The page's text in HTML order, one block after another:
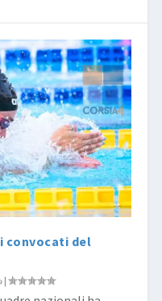
convocati del
|